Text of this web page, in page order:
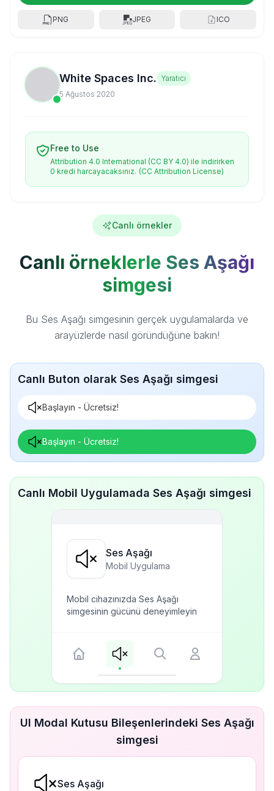
PNG JPEG ICO
White Spaces Inc. Yaratıcı
5 Ağustos 2020
Free to Use
Attribution 4.0 International (CC BY 4.0) ile indirirken
0 kredi harcayacaksınız. (CC Attribution License)
Canlı örnekler
Canlı örneklerle Ses Aşağı
simgesi
Bu Ses Aşağı simgesinin gerçek uygulamalarda ve
arayüzlerde nasıl göründüğüne bakın!
Canlı Buton olarak Ses Aşağı simgesi
Başlayın - Ücretsiz!
Başlayın - Ücretsiz!
Canlı Mobil Uygulamada Ses Aşağı simgesi
Ses Aşağı
Mobil Uygulama
Mobil cihazınızda Ses Aşağı
simgesinin gücünü deneyimleyin
UI Modal Kutusu Bileşenlerindeki Ses Aşağı
simgesi
Ses Aşağı